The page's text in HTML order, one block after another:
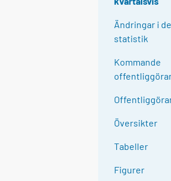
Ändringar i
statistik
Kommande
Översikter
Tabeller
Figurer